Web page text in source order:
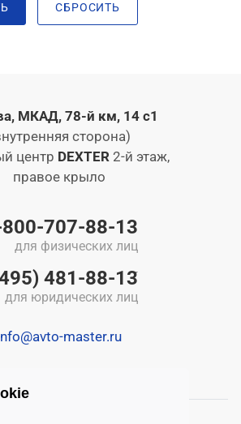
СБРОСИТЬ
МКАД, 78-й км, 14 с1
сторона)
центр DEXTER 2-й этаж,
правое крыло
707-88-13
для физических лиц
481-88-13
для юридических лиц
master.ru